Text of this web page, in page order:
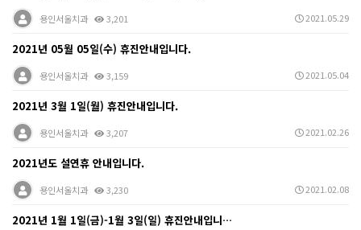
용인서울치과 3,201 2021.05.29
2021년 05월 05일(수) 휴진안내입니다.
용인서울치과 3,159 2021.05.04
2021년 3월 1일(월) 휴진안내입니다.
용인서울치과 3,207 2021.02.26
2021년도 설연휴 안내입니다.
용인서울치과 3,230 2021.02.08
2021년 1월 1일(금)-1월 3일(일) 휴진안내입니…